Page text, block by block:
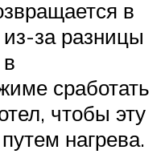
в
за разницы
сработать
чтобы эту
нагрева.